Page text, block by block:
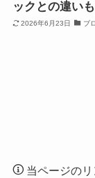
ックとの違い
2026年6月23日 ブ
当ページのリ